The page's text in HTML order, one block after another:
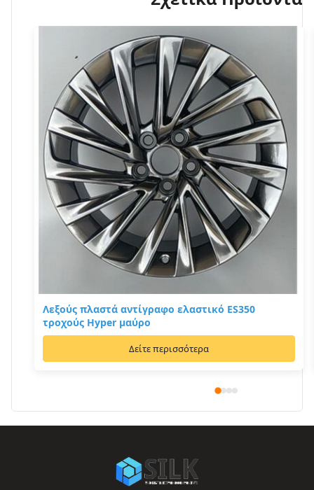
Λεξούς πλαστά αντίγραφο ελαστικό ES350
τροχούς Hyper μαύρο
Δείτε περισσότερα